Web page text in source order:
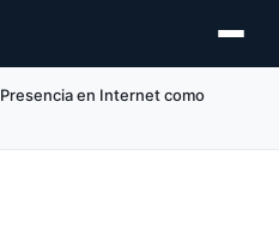
Presencia en Internet como